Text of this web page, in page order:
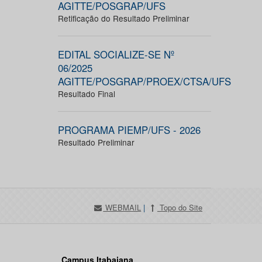
AGITTE/POSGRAP/UFS
Retificação do Resultado Preliminar
EDITAL SOCIALIZE-SE Nº
06/2025
AGITTE/POSGRAP/PROEX/CTSA/UFS
Resultado Final
PROGRAMA PIEMP/UFS - 2026
Resultado Preliminar
WEBMAIL | Topo do Site
Campus Itabaiana